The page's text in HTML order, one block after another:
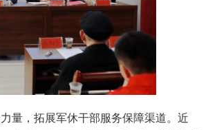
量，拓展军休干部服务保障渠道。近